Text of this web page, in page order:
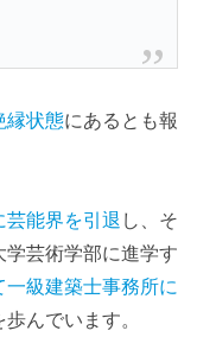
縁状態にあるとも報
能界を引退 し、そ
学芸術学部に進学す
級建築士事務所に
んでいます。